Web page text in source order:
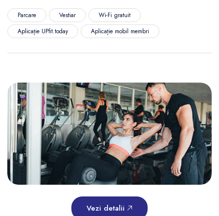
Parcare Vestiar
Wi-Fi gratuit
Aplicație UPfit.today
Aplicație mobil membri
Vezi detalii